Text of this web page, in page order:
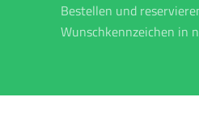
Bestellen und
Wunschkennzeichen in